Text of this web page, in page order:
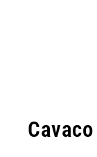
Cavaco